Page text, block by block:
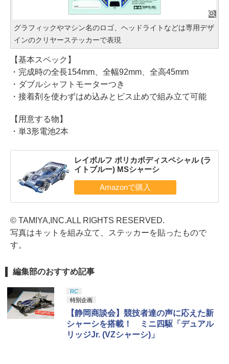
グラフィックやマシン名のロゴ、ヘッドライトなどは専用デザ
インのクリヤーステッカーで表現
【基本スペック】
・完成時の全長154mm、全幅92mm、全高45mm
・ダブルシャフトモーターつき
・接着剤を使わずはめ込みとビス止めで組み立て可能
【用意する物】
・単3形電池2本
レイボルフ ポリカボディスペシャル (ラ
イトブルー) MSシャーシ
© TAMIYA,INC.ALL RIGHTS RESERVED.
写真はキットを組み立て、ステッカーを貼ったもので
す。
編集部のおすすめ記事
RC
特別企画
【静岡商談会】競技者達の声に応えた新
シャーシを搭載！ ミニ四駆「デュアル
リッジJr. (VZシャーシ)」